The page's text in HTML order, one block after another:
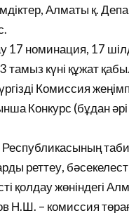
Алматы қ.
17 номинация, 17
тамыз күні құжат
Комиссия
Конкурс (бұдан
Республикасының
реттеу,
қолдау жөніндегі
Н.Ш. – комиссия